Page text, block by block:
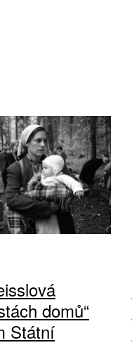
domů“
Státní